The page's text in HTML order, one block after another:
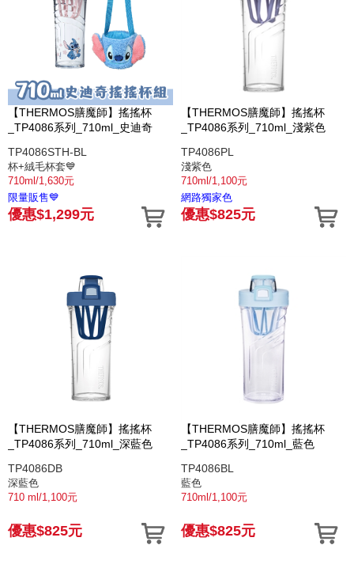
【THERMOS膳魔師】搖搖杯
_TP4086系列_710ml_史迪奇
TP4086STH-BL
杯+絨毛杯套💙
710ml/1,630元
限量販售💙
優惠$1,299元
【THERMOS膳魔師】搖搖杯
_TP4086系列_710ml_淺紫色
TP4086PL
淺紫色
710ml/1,100元
網路獨家色
優惠$825元
【THERMOS膳魔師】搖搖杯
_TP4086系列_710ml_深藍色
TP4086DB
深藍色
710 ml/1,100元
優惠$825元
【THERMOS膳魔師】搖搖杯
_TP4086系列_710ml_藍色
TP4086BL
藍色
710ml/1,100元
優惠$825元